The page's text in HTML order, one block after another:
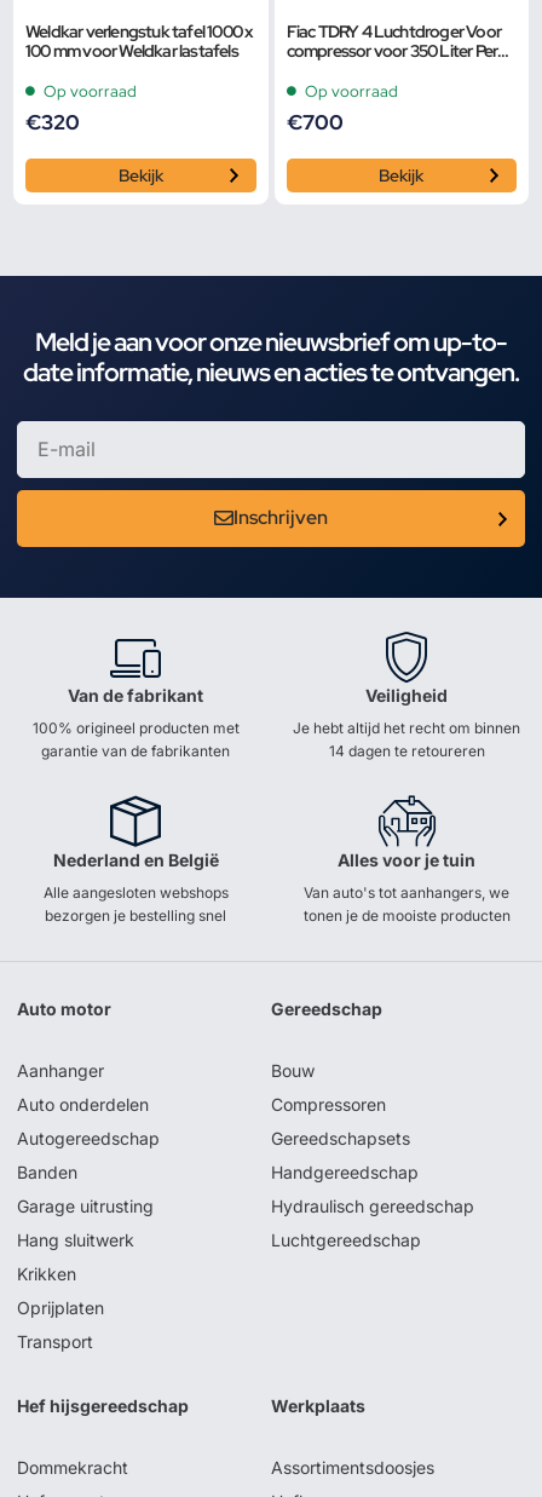
Weldkar verlengstuk tafel 1000 x
100 mm voor Weldkar lastafels
Op voorraad
€320
Bekijk
Fiac TDRY 4 Luchtdroger Voor
compressor voor 350 Liter Per
Op voorraad
€700
Bekijk
Meld je aan voor onze nieuwsbrief om up-to-
date informatie, nieuws en acties te ontvangen.
Inschrijven
Van de fabrikant
100% origineel producten met
garantie van de fabrikanten
Veiligheid
Je hebt altijd het recht om binnen
14 dagen te retoureren
Nederland en België
Alle aangesloten webshops
bezorgen je bestelling snel
Alles voor je tuin
Van auto's tot aanhangers, we
tonen je de mooiste producten
Auto motor
Aanhanger
Auto onderdelen
Autogereedschap
Banden
Garage uitrusting
Hang sluitwerk
Krikken
Oprijplaten
Transport
Gereedschap
Bouw
Compressoren
Gereedschapsets
Handgereedschap
Hydraulisch gereedschap
Luchtgereedschap
Hef hijsgereedschap
Dommekracht
Werkplaats
Assortimentsdoosjes